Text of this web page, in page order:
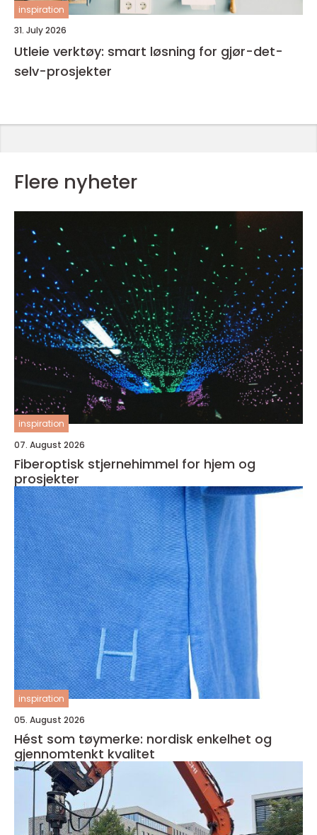
inspiration
31. July 2026
Utleie verktøy: smart løsning for gjør-det-
selv-prosjekter
Flere nyheter
inspiration
07. August 2026
Fiberoptisk stjernehimmel for hjem og
prosjekter
inspiration
05. August 2026
Hést som tøymerke: nordisk enkelhet og
gjennomtenkt kvalitet